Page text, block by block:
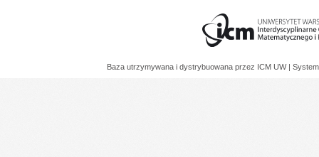
Baza utrzymywana i dystrybuowana przez ICM UW |